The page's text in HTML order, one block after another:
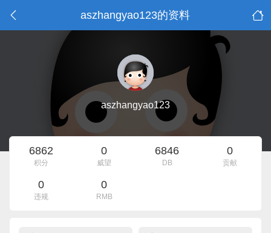
aszhangyao123的资料
aszhangyao123
6862
积分
0
威望
6846
DB
0
贡献
0
违规
0
RMB